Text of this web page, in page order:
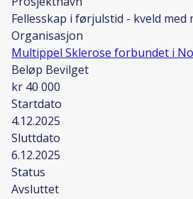
Fellesskap i førjulstid - kveld med
Organisasjon
Multippel Sklerose forbundet i
Beløp Bevilget
kr 40 000
Startdato
4.12.2025
Sluttdato
6.12.2025
Status
Avsluttet